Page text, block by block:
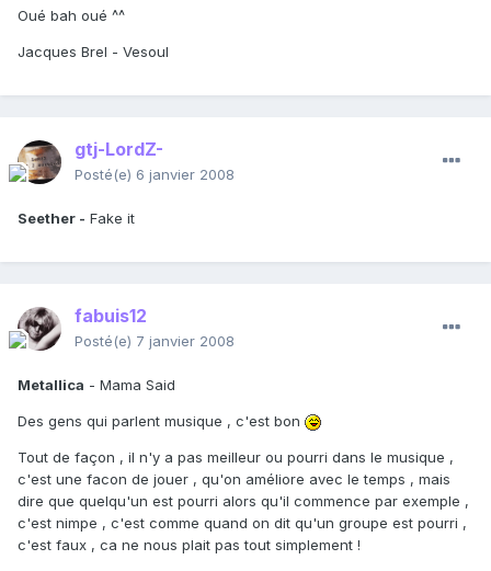
Oué bah oué ^^
Jacques Brel - Vesoul
gtj-LordZ-
Posté(e) 6 janvier 2008
Seether - Fake it
fabuis12
Posté(e) 7 janvier 2008
Metallica - Mama Said
Des gens qui parlent musique , c'est bon
Tout de façon , il n'y a pas meilleur ou pourri dans le musique ,
c'est une facon de jouer , qu'on améliore avec le temps , mais
dire que quelqu'un est pourri alors qu'il commence par exemple ,
c'est nimpe , c'est comme quand on dit qu'un groupe est pourri ,
c'est faux , ca ne nous plait pas tout simplement !